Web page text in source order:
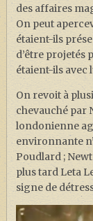
des affaires
On peut
étaient-ils
d’être projetés
étaient-ils avec
On revoit à
chevauché par
londonienne
environnante
Poudlard ;
plus tard Leta
signe de